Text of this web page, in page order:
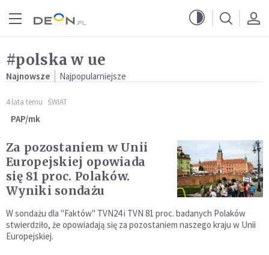
#polska w ue
Najnowsze Najpopularniejsze
4 lata temu ŚWIAT
PAP/mk
Za pozostaniem w Unii
Europejskiej opowiada
się 81 proc. Polaków.
Wyniki sondażu
W sondażu dla "Faktów" TVN24 i TVN 81 proc. badanych Polaków
stwierdziło, że opowiadają się za pozostaniem naszego kraju w Unii
Europejskiej.